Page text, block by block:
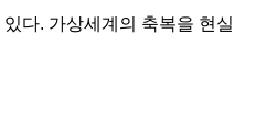
있다. 가상세계의 축복을 현실